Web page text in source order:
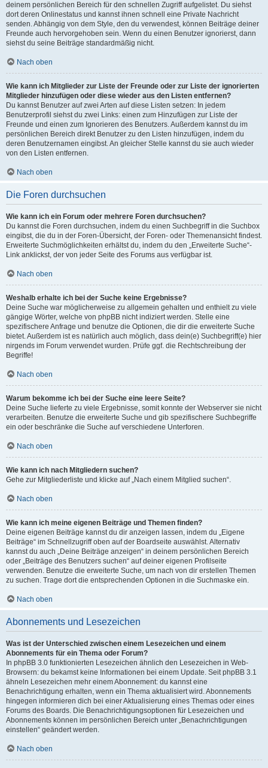
deinem persönlichen Bereich für den schnellen Zugriff aufgelistet. Du siehst
dort deren Onlinestatus und kannst ihnen schnell eine Private Nachricht
senden. Abhängig von dem Style, den du verwendest, können Beiträge deiner
Freunde auch hervorgehoben sein. Wenn du einen Benutzer ignorierst, dann
siehst du seine Beiträge standardmäßig nicht.
Nach oben
Wie kann ich Mitglieder zur Liste der Freunde oder zur Liste der ignorierten
Mitglieder hinzufügen oder diese wieder aus den Listen entfernen?
Du kannst Benutzer auf zwei Arten auf diese Listen setzen: In jedem
Benutzerprofil siehst du zwei Links: einen zum Hinzufügen zur Liste der
Freunde und einen zum Ignorieren des Benutzers. Außerdem kannst du im
persönlichen Bereich direkt Benutzer zu den Listen hinzufügen, indem du
deren Benutzernamen eingibst. An gleicher Stelle kannst du sie auch wieder
von den Listen entfernen.
Nach oben
Die Foren durchsuchen
Wie kann ich ein Forum oder mehrere Foren durchsuchen?
Du kannst die Foren durchsuchen, indem du einen Suchbegriff in die Suchbox
eingibst, die du in der Foren-Übersicht, der Foren- oder Themenansicht findest.
Erweiterte Suchmöglichkeiten erhältst du, indem du den „Erweiterte Suche“-
Link anklickst, der von jeder Seite des Forums aus verfügbar ist.
Nach oben
Weshalb erhalte ich bei der Suche keine Ergebnisse?
Deine Suche war möglicherweise zu allgemein gehalten und enthielt zu viele
gängige Wörter, welche von phpBB nicht indiziert werden. Stelle eine
spezifischere Anfrage und benutze die Optionen, die dir die erweiterte Suche
bietet. Außerdem ist es natürlich auch möglich, dass dein(e) Suchbegriff(e) hier
nirgends im Forum verwendet wurden. Prüfe ggf. die Rechtschreibung der
Begriffe!
Nach oben
Warum bekomme ich bei der Suche eine leere Seite?
Deine Suche lieferte zu viele Ergebnisse, somit konnte der Webserver sie nicht
verarbeiten. Benutze die erweiterte Suche und gib spezifischere Suchbegriffe
ein oder beschränke die Suche auf verschiedene Unterforen.
Nach oben
Wie kann ich nach Mitgliedern suchen?
Gehe zur Mitgliederliste und klicke auf „Nach einem Mitglied suchen“.
Nach oben
Wie kann ich meine eigenen Beiträge und Themen finden?
Deine eigenen Beiträge kannst du dir anzeigen lassen, indem du „Eigene
Beiträge“ im Schnellzugriff oben auf der Boardseite auswählst. Alternativ
kannst du auch „Deine Beiträge anzeigen“ in deinem persönlichen Bereich
oder „Beiträge des Benutzers suchen“ auf deiner eigenen Profilseite
verwenden. Benutze die erweiterte Suche, um nach von dir erstellen Themen
zu suchen. Trage dort die entsprechenden Optionen in die Suchmaske ein.
Nach oben
Abonnements und Lesezeichen
Was ist der Unterschied zwischen einem Lesezeichen und einem
Abonnements für ein Thema oder Forum?
In phpBB 3.0 funktionierten Lesezeichen ähnlich den Lesezeichen in Web-
Browsern: du bekamst keine Informationen bei einem Update. Seit phpBB 3.1
ähneln Lesezeichen mehr einem Abonnement: du kannst eine
Benachrichtigung erhalten, wenn ein Thema aktualisiert wird. Abonnements
hingegen informieren dich bei einer Aktualisierung eines Themas oder eines
Forums des Boards. Die Benachrichtigungsoptionen für Lesezeichen und
Abonnements können im persönlichen Bereich unter „Benachrichtigungen
einstellen“ geändert werden.
Nach oben